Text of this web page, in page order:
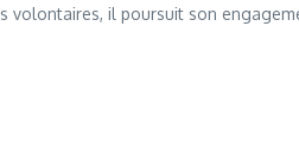
volontaires, il poursuit son